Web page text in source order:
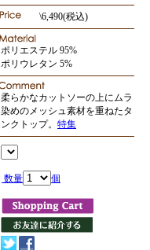
\6,490(税込)
ポリエステル 95%
ポリウレタン 5%
柔らかなカットソーの上にムラ
染めのメッシュ素材を重ねたタ
ンクトップ。 特集
数量 個